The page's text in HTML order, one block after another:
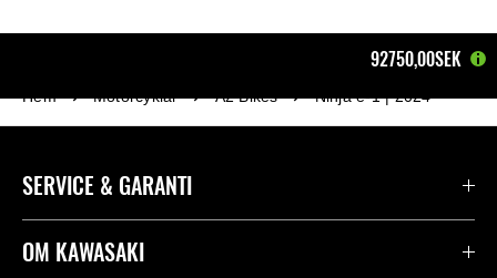
92750,00SEK
Hem Motorcyklar A2 Bikes Ninja e-1 | 2024
SERVICE & GARANTI
Kontakta oss
OM KAWASAKI